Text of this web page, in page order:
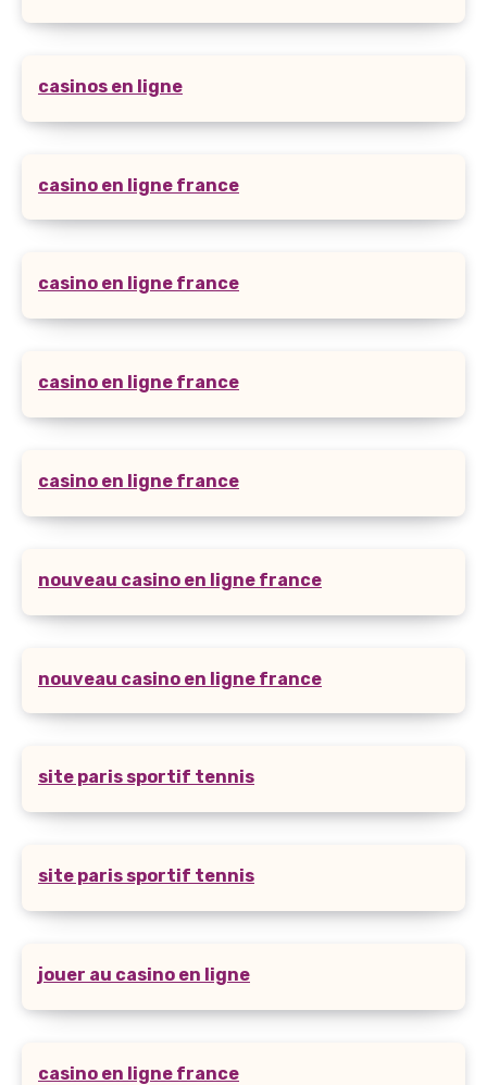
casinos en ligne
casino en ligne france
casino en ligne france
casino en ligne france
casino en ligne france
nouveau casino en ligne france
nouveau casino en ligne france
site paris sportif tennis
site paris sportif tennis
jouer au casino en ligne
casino en ligne france